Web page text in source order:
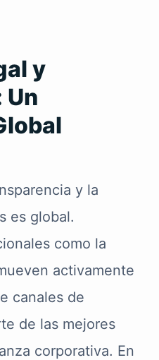
y
Un
y la
es global.
como la
activamente
canales de
de las mejores
corporativa. En